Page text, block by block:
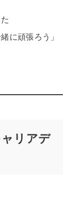
に頑張ろう」
リアデ